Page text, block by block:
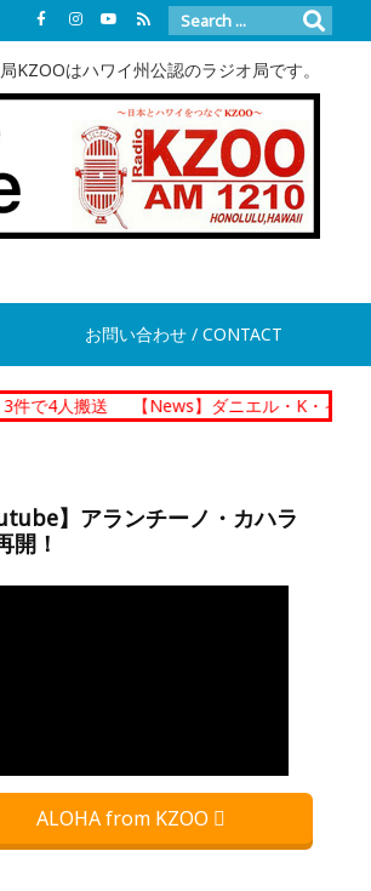
KZOOはハワイ州公認のラジオ局です。
お問い合わせ / CONTACT
【News】ダニエル・K・イノウエ・ハイウ
】アランチーノ・カハラ
開！
ALOHA from KZOO